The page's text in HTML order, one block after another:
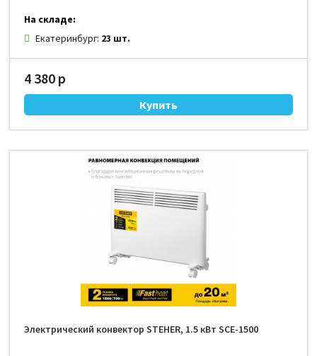
На складе:
Екатеринбург: 23 шт.
4 380 р
Электрический конвектор STEHER, 1.5 кВт SCE-1500